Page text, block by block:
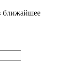
ближайшее